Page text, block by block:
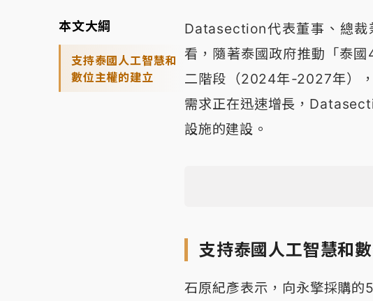
本文大綱
支持泰國人工智慧和
數位主權的建立
Datasection代表董事、總裁
看，隨著泰國政府推動「泰
二階段（2024年-2027年）
需求正在迅速增長，
設施的建設。
支持泰國人工智慧和
石原紀彥表示，向永擎採購